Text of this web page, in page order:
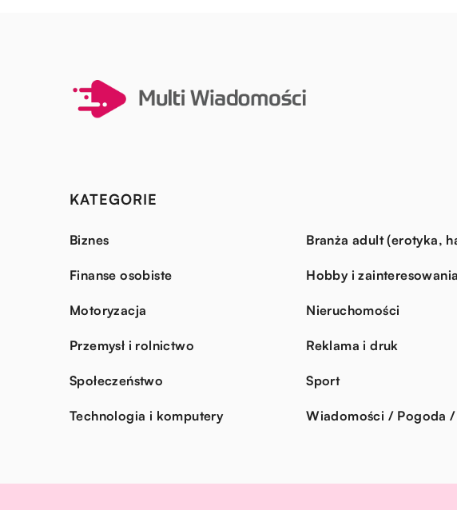
KATEGORIE
Biznes Branża adult (erotyka,
Finanse osobiste Hobby i zainteresowania
Motoryzacja Nieruchomości
Przemysł i rolnictwo Reklama i druk
Społeczeństwo Sport
Technologia i komputery Wiadomości / Pogoda